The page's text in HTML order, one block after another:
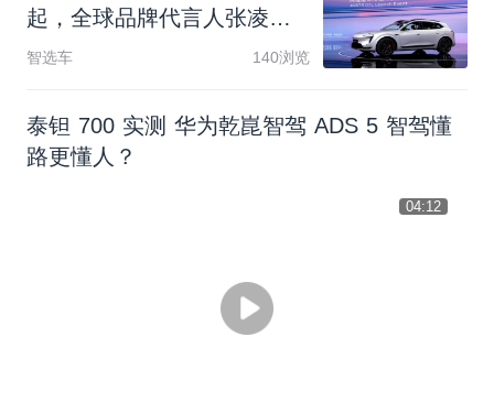
起 ， 全球品牌代言人张凌赫
亮相发
智选车 140浏览
泰钽 700 实测 华为乾崑智驾 ADS 5 智驾懂
路更懂人？
04:12